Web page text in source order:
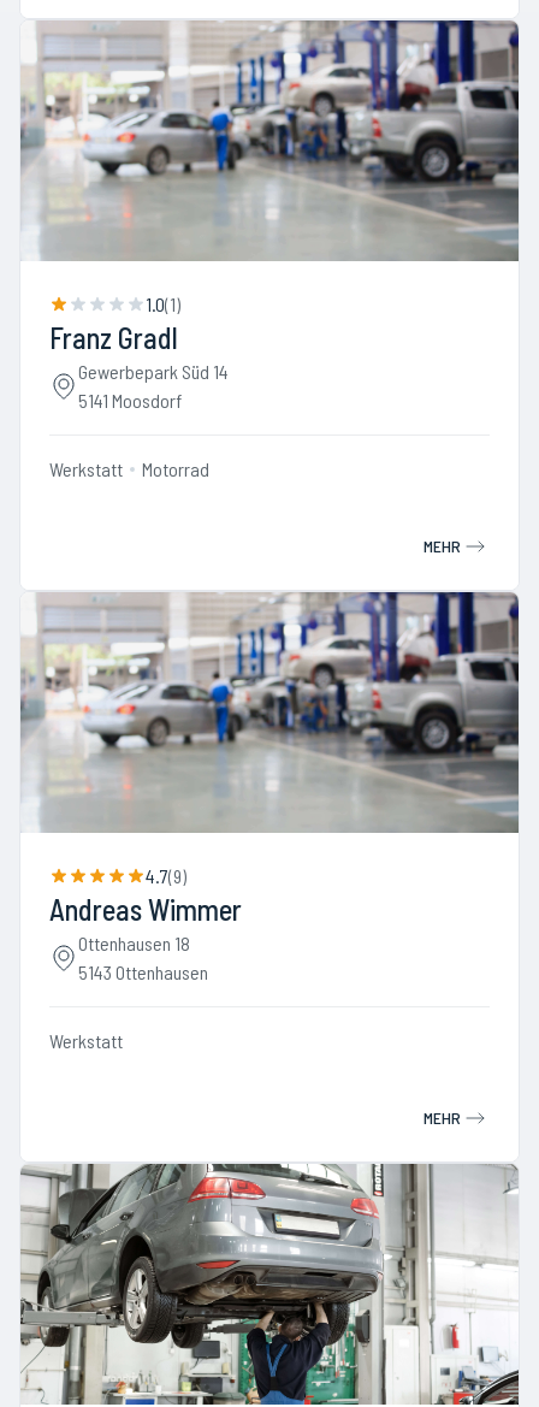
1.0(1)
Franz Gradl
Gewerbepark Süd 14
5141 Moosdorf
Werkstatt Motorrad
MEHR
4.7(9)
Andreas Wimmer
Ottenhausen 18
5143 Ottenhausen
Werkstatt
MEHR